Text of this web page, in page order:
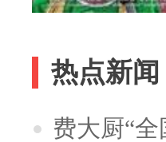
热点新闻
费大厨“